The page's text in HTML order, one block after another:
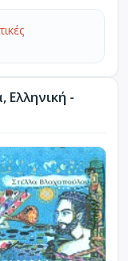
-